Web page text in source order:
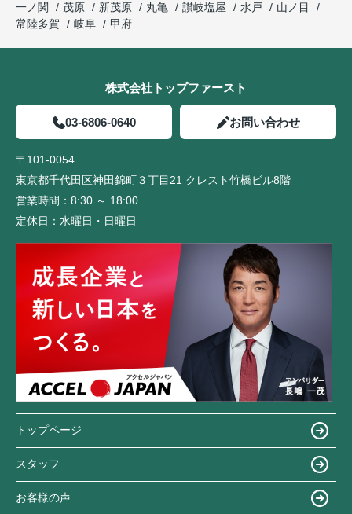
一ノ関
茂原 新茂原 丸亀 讃岐塩屋 水戸
山ノ目
常陸多賀
岐阜 甲府
株式会社トップファースト
03-6806-0640 お問い合わせ
〒101-0054
東京都千代田区神田錦町３丁目21 クレスト竹橋ビル8階
営業時間： 8:30 ～ 18:00
定休日： 水曜日・日曜日
トップページ
スタッフ
お客様の声